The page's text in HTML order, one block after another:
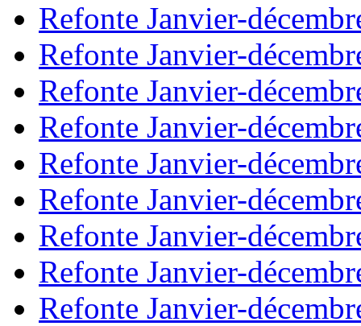
Refonte Janvier-
Refonte Janvier-
Refonte Janvier-
Refonte Janvier-
Refonte Janvier-
Refonte Janvier-
Refonte Janvier-
Refonte Janvier-
Refonte Janvier-